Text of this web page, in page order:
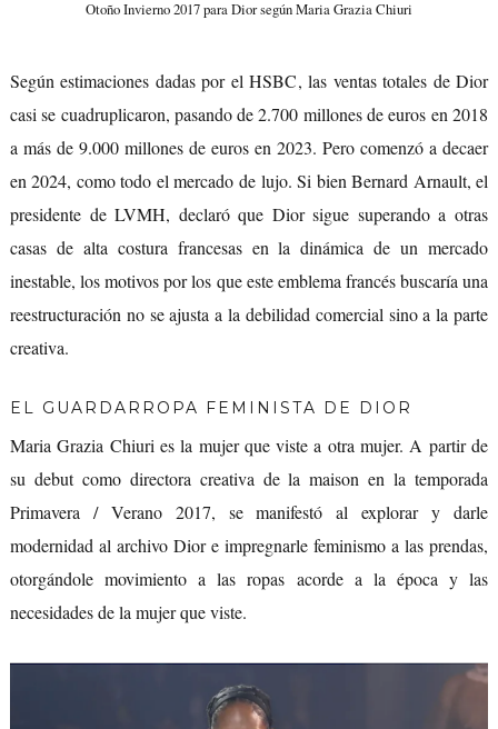
Otoño Invierno 2017 para Dior según Maria Grazia Chiuri
Según estimaciones dadas por el HSBC, las ventas totales de Dior
casi se cuadruplicaron, pasando de 2.700 millones de euros en 2018
a más de 9.000 millones de euros en 2023. Pero comenzó a decaer
en 2024, como todo el mercado de lujo. Si bien Bernard Arnault, el
presidente de LVMH, declaró que Dior sigue superando a otras
casas de alta costura francesas en la dinámica de un mercado
inestable, los motivos por los que este emblema francés buscaría una
reestructuración no se ajusta a la debilidad comercial sino a la parte
creativa.
EL GUARDARROPA FEMINISTA DE DIOR
Maria Grazia Chiuri es la mujer que viste a otra mujer. A partir de
su debut como directora creativa de la maison en la temporada
Primavera / Verano 2017, se manifestó al explorar y darle
modernidad al archivo Dior e impregnarle feminismo a las prendas,
otorgándole movimiento a las ropas acorde a la época y las
necesidades de la mujer que viste.